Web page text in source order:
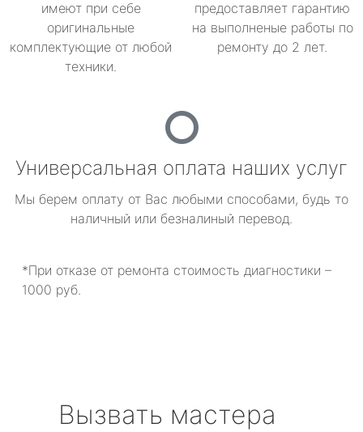
имеют при себе
оригинальные
комплектующие от любой
техники.
предоставляет гарантию
на выполненые работы по
ремонту до 2 лет.
Универсальная оплата наших услуг
Мы берем оплату от Вас любыми способами, будь то
наличный или безналиный перевод.
*При отказе от ремонта стоимость диагностики –
1000 руб.
Вызвать мастера